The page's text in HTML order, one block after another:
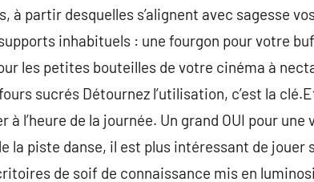
à partir desquelles s’alignent avec sagesse
inhabituels : une fourgon pour votre
les petites bouteilles de votre cinéma à
sucrés Détournez l’utilisation, c’est la
à l’heure de la journée. Un grand OUI pour
la piste danse, il est plus intéressant de jouer
de soif de connaissance mis en